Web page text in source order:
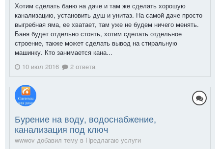
Хотим сделать баню на даче и там же сделать хорошую
канализацию, установить душ и унитаз. На самой даче просто
выгребная яма, ее хватает, там уже не будем ничего менять.
Баня будет отдельно стоять, хотим сделать отдельное
строение, также может сделать вывод на стиральную
машинку. Кто занимается кана...
10 июл 2016
2 ответа
Бурение на воду, водоснабжение,
канализация под ключ
wwwov добавил тему в Предлагаю услуги